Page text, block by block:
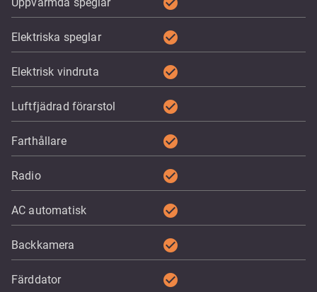
Elektriska speglar check_circle
Elektrisk vindruta check_circle
Luftfjädrad förarstol check_circle
Farthållare check_circle
Radio check_circle
AC automatisk check_circle
Backkamera check_circle
Färddator check_circle